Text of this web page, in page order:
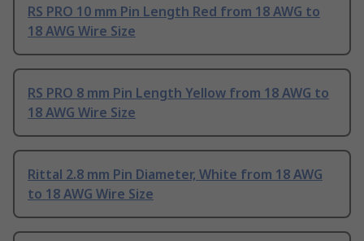
RS PRO 10 mm Pin Length Red from 18 AWG to
18 AWG Wire Size
RS PRO 8 mm Pin Length Yellow from 18 AWG to
18 AWG Wire Size
Rittal 2.8 mm Pin Diameter, White from 18 AWG
to 18 AWG Wire Size